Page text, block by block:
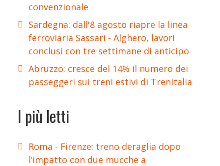
convenzionale
Sardegna: dall'8 agosto riapre la linea
ferroviaria Sassari - Alghero, lavori
conclusi con tre settimane di anticipo
Abruzzo: cresce del 14% il numero dei
passeggeri sui treni estivi di Trenitalia
I più letti
Roma - Firenze: treno deraglia dopo
l’impatto con due mucche a